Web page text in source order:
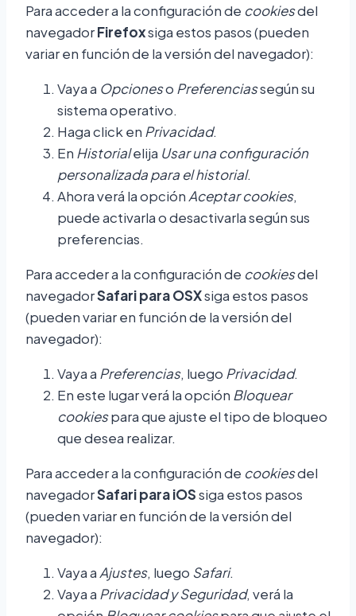
Para acceder a la configuración de cookiesdel
navegadorFirefoxsiga estos pasos (pueden
variar en función de la versión del navegador):
Vaya a Opcioneso Preferenciassegún su
sistema operativo.
Haga click en Privacidad.
En Historialelija Usar una configuración
personalizada para el historial.
Ahora verá la opción Aceptar cookies,
puede activarla o desactivarla según sus
preferencias.
Para acceder a la configuración de cookiesdel
navegadorSafari para OSXsiga estos pasos
(pueden variar en función de la versión del
navegador):
Vaya a Preferencias, luego Privacidad.
En este lugar verá la opción Bloquear
cookiespara que ajuste el tipo de bloqueo
que desea realizar.
Para acceder a la configuración de cookiesdel
navegadorSafari para iOSsiga estos pasos
(pueden variar en función de la versión del
navegador):
Vaya a Ajustes, luego Safari.
Vaya a Privacidad y Seguridad, verá la